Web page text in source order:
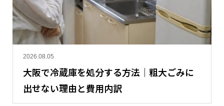
2026.08.05
大阪で冷蔵庫を処分する方法｜粗大ごみに
出せない理由と費用内訳